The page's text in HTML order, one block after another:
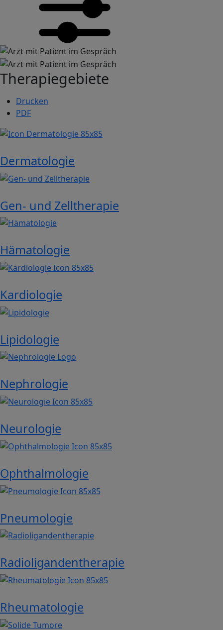
Image
Image
Therapiegebiete
Drucken
PDF
Image
Dermatologie
Image
Gen- und Zelltherapie
Image
Hämatologie
Image
Kardiologie
Image
Lipidologie
Image
Nephrologie
Image
Neurologie
Image
Ophthalmologie
Image
Pneumologie
Image
Radioligandentherapie
Image
Rheumatologie
Image